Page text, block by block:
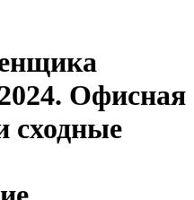
Офисная
сходные